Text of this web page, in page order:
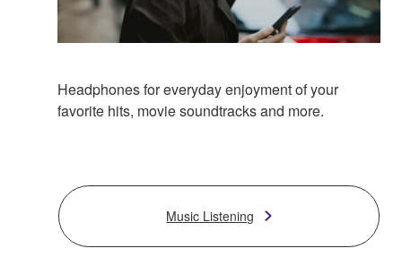
Headphones for everyday enjoyment of your
favorite hits, movie soundtracks and more.
Music Listening